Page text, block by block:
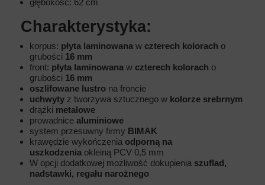
Charakterystyka:
korpus: płyta laminowana w czterech kolorach o
grubości 16 mm
front: płyta laminowana w czterech kolorach o
grubości 16 mm
oszlifowane lustro na froncie
uchwyty z tworzywa sztucznego w kolorze srebrnym
drążki metalowe
prowadnice aluminiowe
system przesuwny firmy BIMAK
krawędzie wykończenia odporną na
uszkodzenia okleiną PCV 0,5 mm
W opcji dodatkowej możliwość dokupienia szuflad,
nadstawki, regału narożnego